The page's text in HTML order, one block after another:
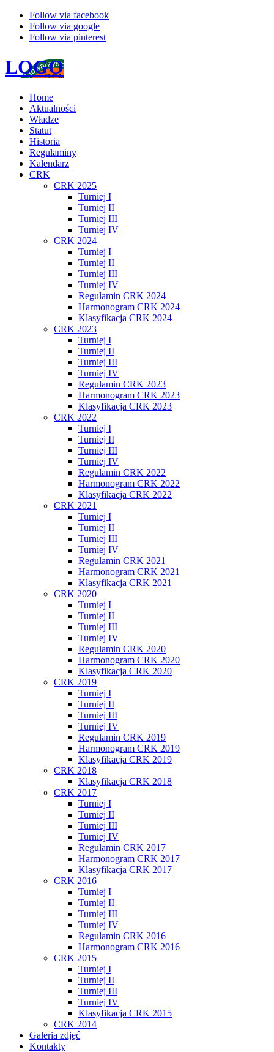
Follow via facebook
Follow via google
Follow via pinterest
LOGO
Home
Aktualności
Władze
Statut
Historia
Regulaminy
Kalendarz
CRK
CRK 2025
Turniej I
Turniej II
Turniej III
Turniej IV
CRK 2024
Turniej I
Turniej II
Turniej III
Turniej IV
Regulamin CRK 2024
Harmonogram CRK 2024
Klasyfikacja CRK 2024
CRK 2023
Turniej I
Turniej II
Turniej III
Turniej IV
Regulamin CRK 2023
Harmonogram CRK 2023
Klasyfikacja CRK 2023
CRK 2022
Turniej I
Turniej II
Turniej III
Turniej IV
Regulamin CRK 2022
Harmonogram CRK 2022
Klasyfikacja CRK 2022
CRK 2021
Turniej I
Turniej II
Turniej III
Turniej IV
Regulamin CRK 2021
Harmonogram CRK 2021
Klasyfikacja CRK 2021
CRK 2020
Turniej I
Turniej II
Turniej III
Turniej IV
Regulamin CRK 2020
Harmonogram CRK 2020
Klasyfikacja CRK 2020
CRK 2019
Turniej I
Turniej II
Turniej III
Turniej IV
Regulamin CRK 2019
Harmonogram CRK 2019
Klasyfikacja CRK 2019
CRK 2018
Klasyfikacja CRK 2018
CRK 2017
Turniej I
Turniej II
Turniej III
Turniej IV
Regulamin CRK 2017
Harmonogram CRK 2017
Klasyfikacja CRK 2017
CRK 2016
Turniej I
Turniej II
Turniej III
Turniej IV
Regulamin CRK 2016
Harmonogram CRK 2016
CRK 2015
Turniej I
Turniej II
Turniej III
Turniej IV
Klasyfikacja CRK 2015
CRK 2014
Galeria zdjęć
Kontakty